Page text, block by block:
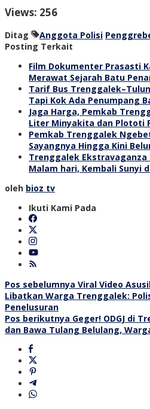
Views: 256
Ditag Anggota Polisi
Posting Terkait
Film Dokumenter Prasasti
Merawat Sejarah Batu
Tarif Bus
Tapi Kok Ada Penumpang
Jaga Harga, Pemkab
Liter Minyakita dan Plototi
Pemkab Trenggalek
Sayangnya Hingga Kini
Trenggalek Ekstravaganza
Malam hari, Kembali Sunyi
oleh bioz tv
Ikuti Kami Pada
Navigasi
pos
Pos sebelumnya Viral Video
Libatkan Warga Trenggalek:
Penelusuran
Pos berikutnya Geger! ODGJ di
dan Bawa Tulang Belulang,